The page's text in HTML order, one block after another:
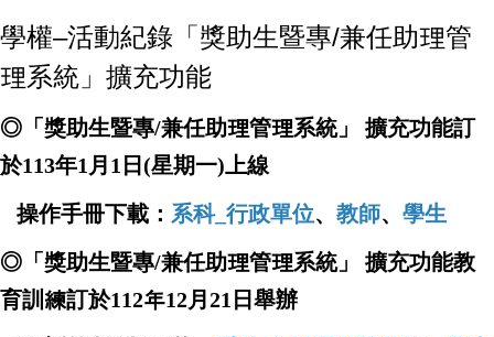
學權–活動紀錄「獎助生暨專/兼任助理管
理系統」擴充功能
◎「獎助生暨專/兼任助理管理系統」 擴充功能訂
於113年1月1日(星期一)上線
操作手冊下載： 系科_行政單位、 教師、 學生
◎「獎助生暨專/兼任助理管理系統」 擴充功能教
育訓練訂於112年12月21日舉辦